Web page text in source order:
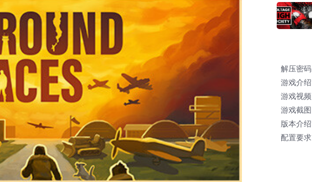
解压密码
游戏介绍
游戏视频
游戏截图
版本介绍
配置要求